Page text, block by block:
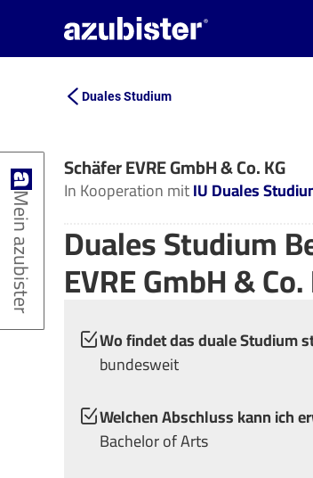
Duales Studium
Schäfer EVRE GmbH & Co. KG
In Kooperation mitIU Duales
Duales Studium
EVRE GmbH & Co.
Wo findet das duale Studium
bundesweit
Welchen Abschluss kann ich
Bachelor of Arts
Mein azubister